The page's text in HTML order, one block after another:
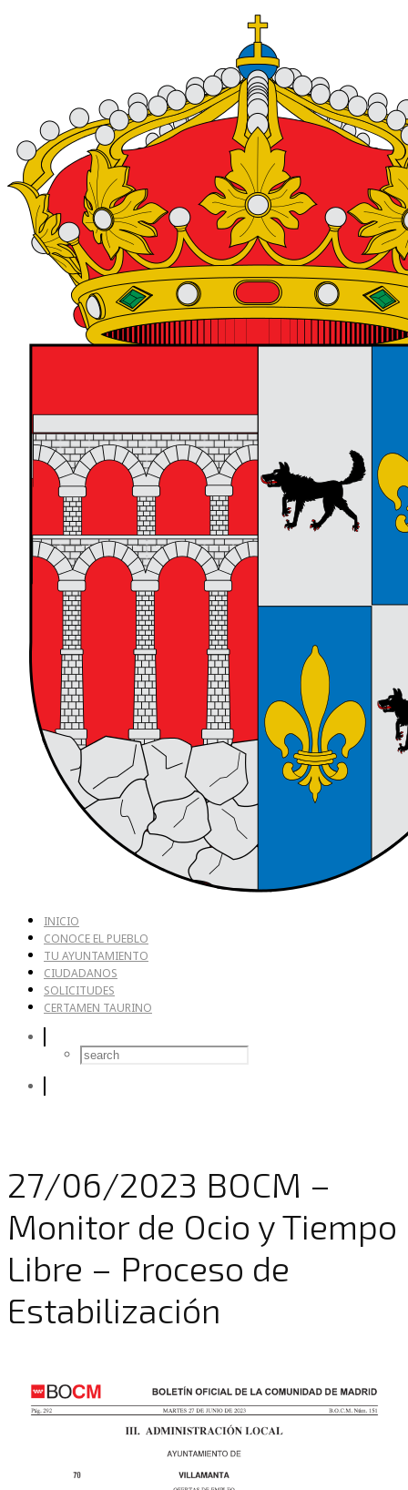
INICIO
CONOCE EL PUEBLO
TU AYUNTAMIENTO
CIUDADANOS
SOLICITUDES
CERTAMEN TAURINO
27/06/2023 BOCM –
Monitor de Ocio y Tiempo
Libre – Proceso de
Estabilización